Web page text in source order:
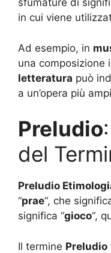
sfumature di
in cui viene
Ad esempio, in
una composizione
letteratura può
a un’opera più
Preludio
del
Preludio
“prae“, che
significa “gioco“,
Il termine Preludio